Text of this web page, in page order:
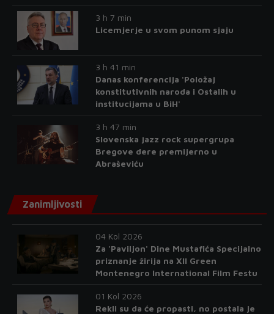
3 h 7 min
Licemjerje u svom punom sjaju
3 h 41 min
Danas konferencija 'Položaj
konstitutivnih naroda i Ostalih u
institucijama u BiH'
3 h 47 min
Slovenska jazz rock supergrupa
Bregove dere premijerno u
Abraševiću
Zanimljivosti
04 Kol 2026
Za 'Paviljon' Dine Mustafića Specijalno
priznanje žirija na XII Green
Montenegro International Film Festu
01 Kol 2026
Rekli su da će propasti, no postala je